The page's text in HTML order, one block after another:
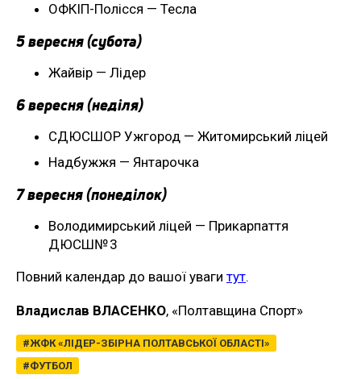
ОФКІП-Полісся — Тесла
5 вересня (субота)
Жайвір — Лідер
6 вересня (неділя)
СДЮСШОР Ужгород — Житомирський ліцей
Надбужжя — Янтарочка
7 вересня (понеділок)
Володимирський ліцей — Прикарпаття
ДЮСШ№ 3
Повний календар до вашої уваги тут.
Владислав ВЛАСЕНКО, «Полтавщина Спорт»
ЖФК «ЛІДЕР-ЗБІРНА ПОЛТАВСЬКОЇ ОБЛАСТІ»
ФУТБОЛ